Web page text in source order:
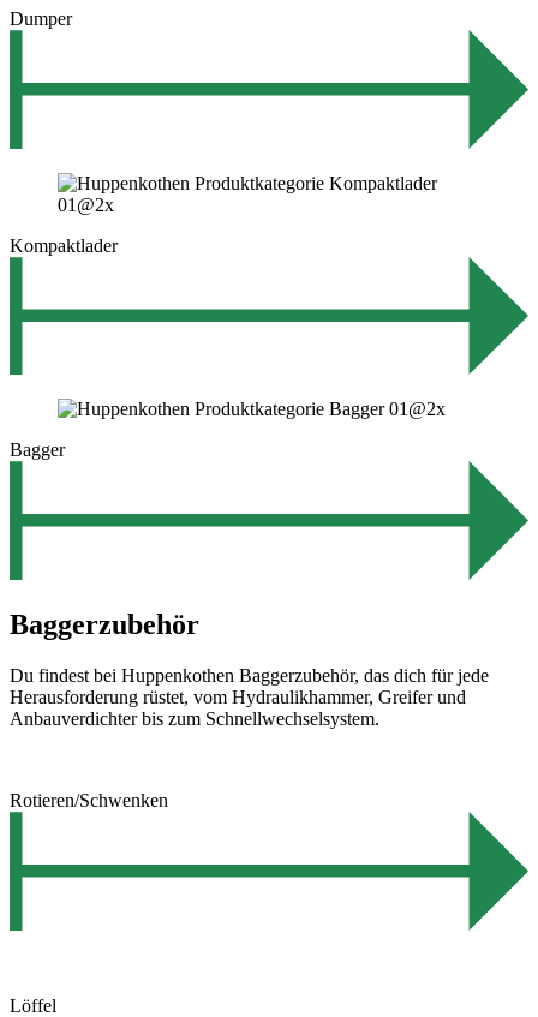
Dumper
Kompaktlader
Bagger
Baggerzubehör
Du findest bei Huppenkothen Baggerzubehör, das dich für jede
Herausforderung rüstet, vom Hydraulikhammer, Greifer und
Anbauverdichter bis zum Schnellwechselsystem.
Rotieren/Schwenken
Löffel